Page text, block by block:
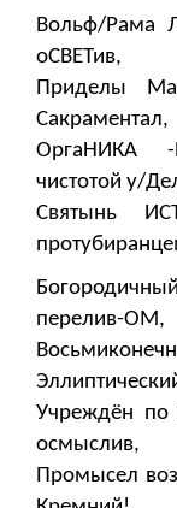
Вольф/Рама
оСВЕТив,
Приделы
Сакраментал,
ОргаНИКА -
чистотой у/
Святынь
перелив-ОМ,
Учреждён по
осмыслив,
Промысел